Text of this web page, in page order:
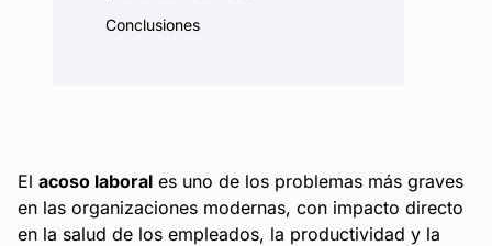
Conclusiones
El acoso laboral es uno de los problemas más graves
en las organizaciones modernas, con impacto directo
en la salud de los empleados, la productividad y la